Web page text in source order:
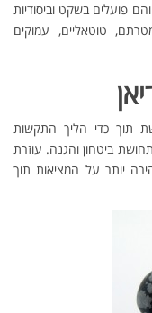
פועלים בשקט וביסודיות
טוטאליים, עמוקים
תוך כדי הליך התקשות
ביטחון והגנה. עוזרת
יותר על המציאות תוך